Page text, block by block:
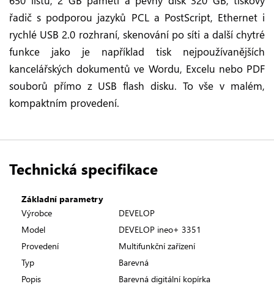
řadič s podporou jazyků PCL a PostScript, Ethernet i
rychlé USB 2.0 rozhraní, skenování po síti a další chytré
funkce jako je například tisk nejpoužívanějších
kancelářských dokumentů ve Wordu, Excelu nebo PDF
souborů přímo z USB flash disku. To vše v malém,
kompaktním provedení.
Technická specifikace
Základní parametry
Výrobce
DEVELOP
Model
DEVELOP ineo+ 3351
Provedení
Multifunkční zařízení
Typ
Barevná
Popis
Barevná digitální kopírka